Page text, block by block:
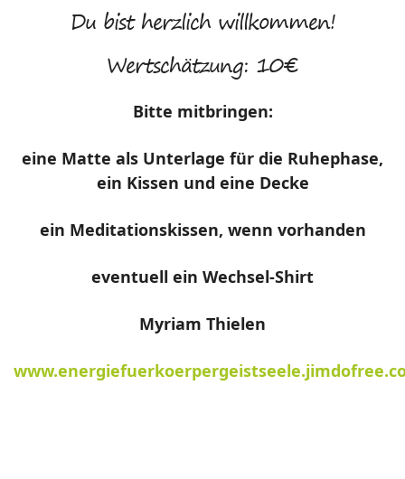
Du bist herzlich willkommen!
Wertschätzung: 10€
Bitte mitbringen:
eine Matte als Unterlage für die Ruhephase,
ein Kissen und eine Decke
ein Meditationskissen, wenn vorhanden
eventuell ein Wechsel-Shirt
Myriam Thielen